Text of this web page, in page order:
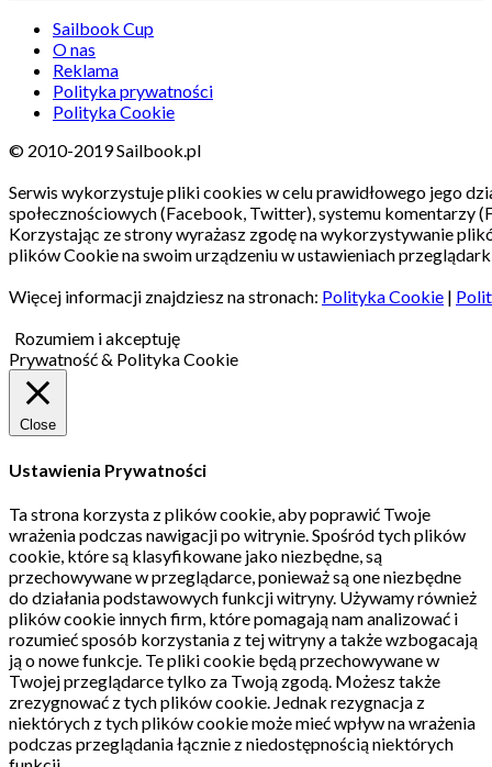
Sailbook Cup
O nas
Reklama
Polityka prywatności
Polityka Cookie
© 2010-2019 Sailbook.pl
Serwis wykorzystuje pliki cookies w celu prawidłowego jego
społecznościowych (Facebook, Twitter), systemu komentarzy
Korzystając ze strony wyrażasz zgodę na wykorzystywanie
plików Cookie na swoim urządzeniu w ustawieniach
Więcej informacji znajdziesz na stronach: Polityka Cookie |
Rozumiem i akceptuję
Prywatność & Polityka Cookie
Close
Ustawienia Prywatności
Ta strona korzysta z plików cookie, aby poprawić Twoje
wrażenia podczas nawigacji po witrynie.Spośród tych plików
cookie, które są klasyfikowane jako niezbędne, są
przechowywane w przeglądarce, ponieważ są one niezbędne
do działania podstawowych funkcji witryny. Używamy również
plików cookie innych firm, które pomagają nam analizować i
rozumieć sposób korzystania z tej witryny a także wzbogacają
ją o nowe funkcje. Te pliki cookie będą przechowywane w
Twojej przeglądarce tylko za Twoją zgodą. Możesz także
zrezygnować z tych plików cookie. Jednak rezygnacja z
niektórych z tych plików cookie może mieć wpływ na wrażenia
podczas przeglądania łącznie z niedostępnością niektórych